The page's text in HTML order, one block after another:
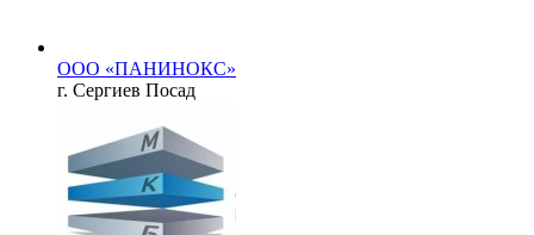
ООО «ПАНИНОКС»
г. Сергиев Посад